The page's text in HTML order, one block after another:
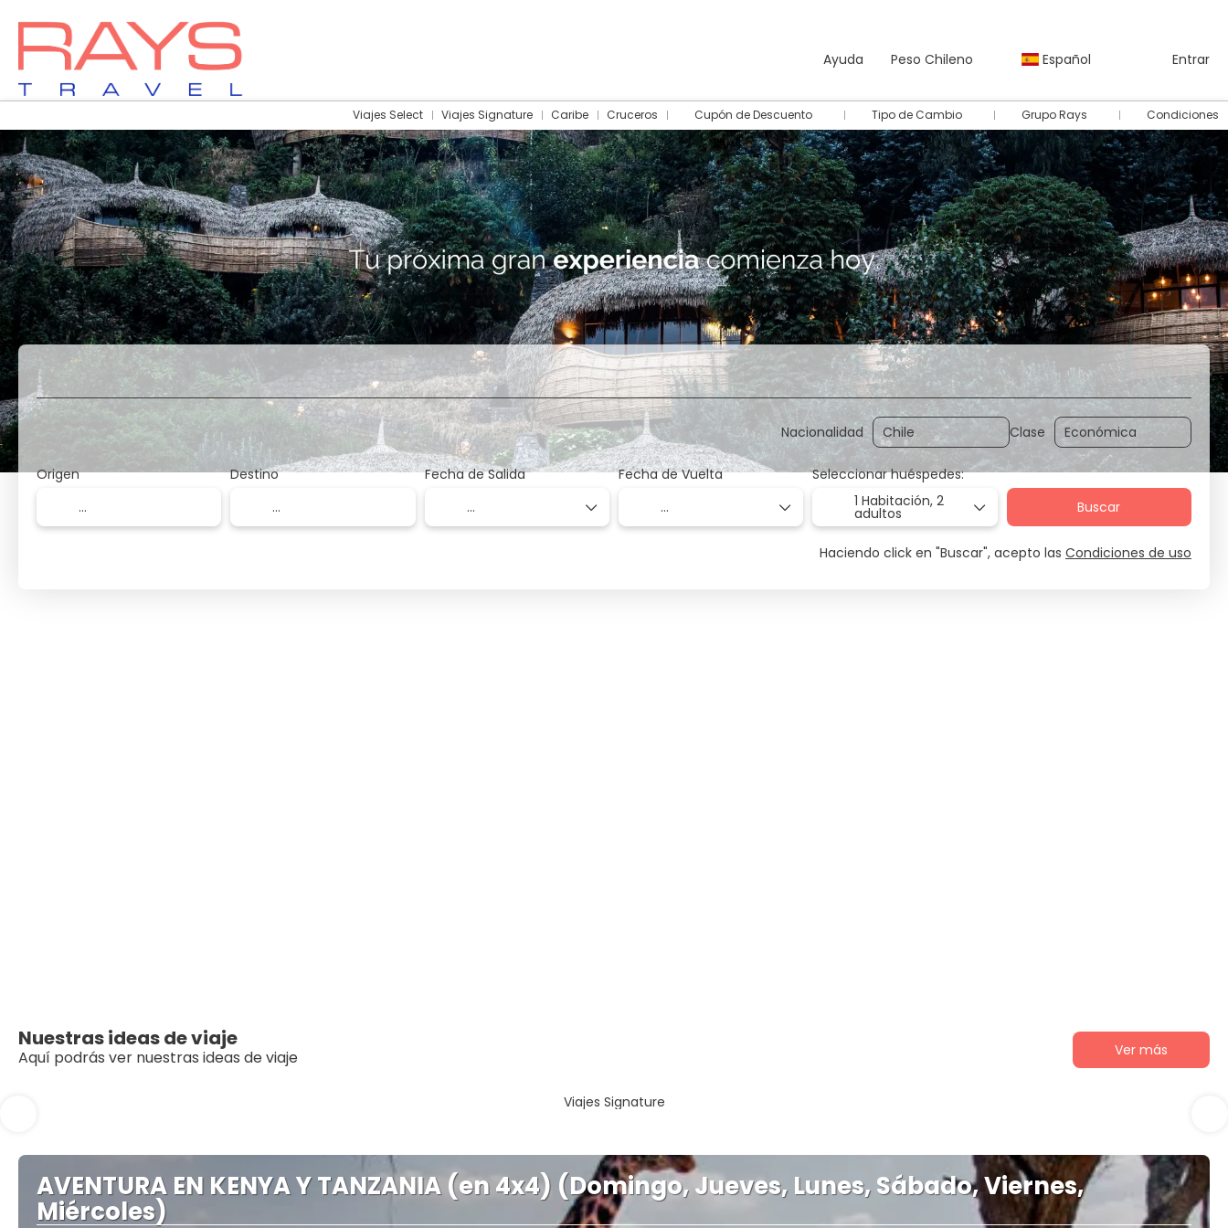
Ayuda Peso Chileno Español Entrar
Viajes Select Viajes Signature Caribe Cruceros Cupón de Descuento Tipo de Cambio Grupo Rays Condiciones
Vuelos + Vuelos + Hotel Hotel Traslados Actividades Autos Paquetes Multidestino
Nacionalidad Clase
Origen Destino Fecha de Salida Fecha de Vuelta
Seleccionar huéspedes:
1 Habitación,2
adultos Buscar
Haciendo click en "Buscar", acepto las Condiciones de uso
Nuestras ideas de viaje
Aquí podrás ver nuestras ideas de viaje Ver más
Viajes Signature
AVENTURA EN KENYA Y TANZANIA (en 4x4) (Domingo, Jueves, Lunes, Sábado, Viernes,
Miércoles)